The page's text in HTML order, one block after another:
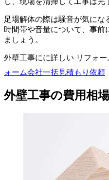
足場解体の際は騒音が気に
時間帯や音量について、事前
ましょう。
外壁工事にに詳しい リフォ
ォーム会社一括見積もり依頼
外壁工事の費用相場